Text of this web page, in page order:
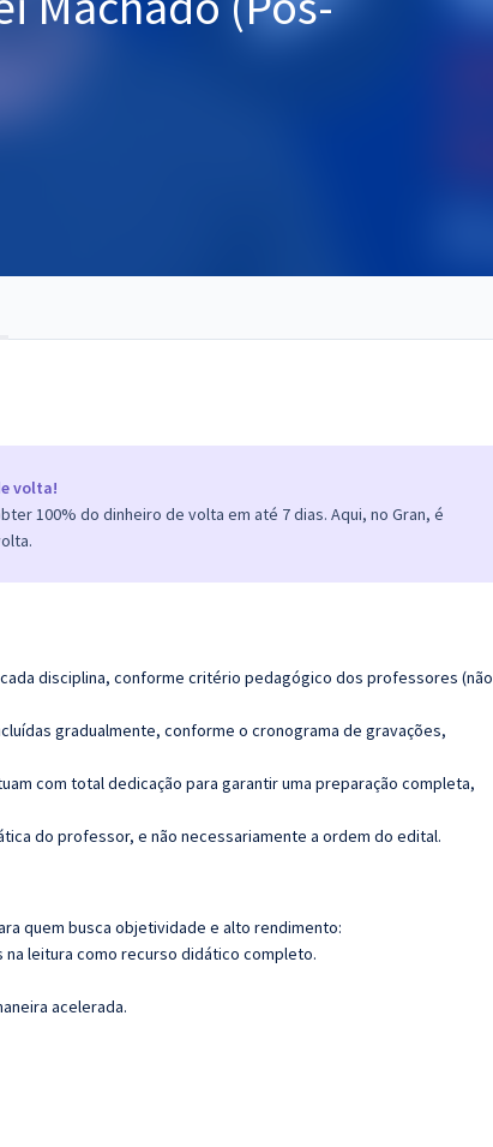
volta!
100% do dinheiro de volta em até 7 dias. Aqui, no Gran, é
disciplina, conforme critério pedagógico dos professores (não
gradualmente, conforme o cronograma de gravações,
com total dedicação para garantir uma preparação completa,
do professor, e não necessariamente a ordem do edital.
quem busca objetividade e alto rendimento:
leitura como recurso didático completo.
acelerada.